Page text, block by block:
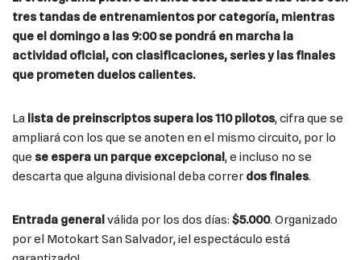
tres tandas de entrenamientos por categoría, mientras
que el domingo a las 9:00 se pondrá en marcha la
actividad oficial, con clasificaciones, series y las finales
que prometen duelos calientes.
La lista de preinscriptos supera los 110 pilotos, cifra que se
ampliará con los que se anoten en el mismo circuito, por lo
que se espera un parque excepcional , e incluso no se
descarta que alguna divisional deba correr dos finales.
Entrada general válida por los dos días: $5.000. Organizado
por el Motokart San Salvador, ¡el espectáculo está